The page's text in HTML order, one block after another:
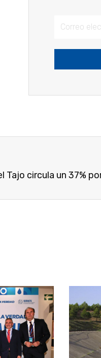
Tajo circula un 37%